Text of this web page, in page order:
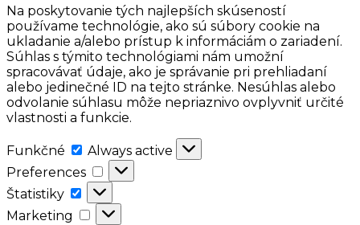
Na poskytovanie tých najlepších skúseností
používame technológie, ako sú súbory cookie na
ukladanie a/alebo prístup k informáciám o zariadení.
Súhlas s týmito technológiami nám umožní
spracovávať údaje, ako je správanie pri prehliadaní
alebo jedinečné ID na tejto stránke. Nesúhlas alebo
odvolanie súhlasu môže nepriaznivo ovplyvniť určité
vlastnosti a funkcie.
Funkčné Funkčné
Always active
Preferences
Preferences
Štatistiky
Štatistiky
Marketing
Marketing